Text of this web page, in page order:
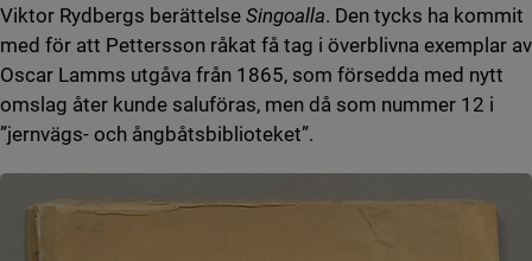
Viktor Rydbergs berättelse Singoalla. Den tycks ha kommit
med för att Pettersson råkat få tag i överblivna exemplar av
Oscar Lamms utgåva från 1865, som försedda med nytt
omslag åter kunde saluföras, men då som nummer 12 i
”jernvägs- och ångbåtsbiblioteket”.